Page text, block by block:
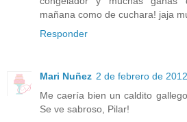
mañana como de cuchara! jaja
Responder
Mari Nuñez 2 de febrero de
Me caería bien un caldito
Se ve sabroso, Pilar!